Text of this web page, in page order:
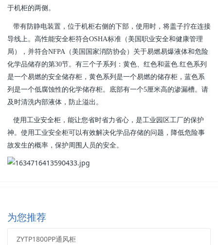
于机柜的两侧。
带有防静电装置，位于机柜右侧的下部，使用时，将盖子拧在连接
导线上。高性能安全柜符合OSHA标准（美国职业安全和健康管理
局），并符合NFPA（美国国家消防协会）关于易燃易爆液体和危险
化学品储存的第30节。有三个子系列：黄色、红色和蓝色.红色系列
是一个易燃的安全储存柜，黄色系列是一个易燃的储存柜，蓝色系
列是一个低腐蚀性的化学储存柜。底部有一个5厘米高的渗漏槽。请
及时清洗内部液体，防止溢出。
使用工业安全柜，能让您省时省力省心，是工业园区工厂的保护
神。使用工业安全柜可以有效解决化学品存储的问题，降低危险事
故发生的概率，保护周围人员的安全。
为您推荐
ZYTP1800PP通风柜